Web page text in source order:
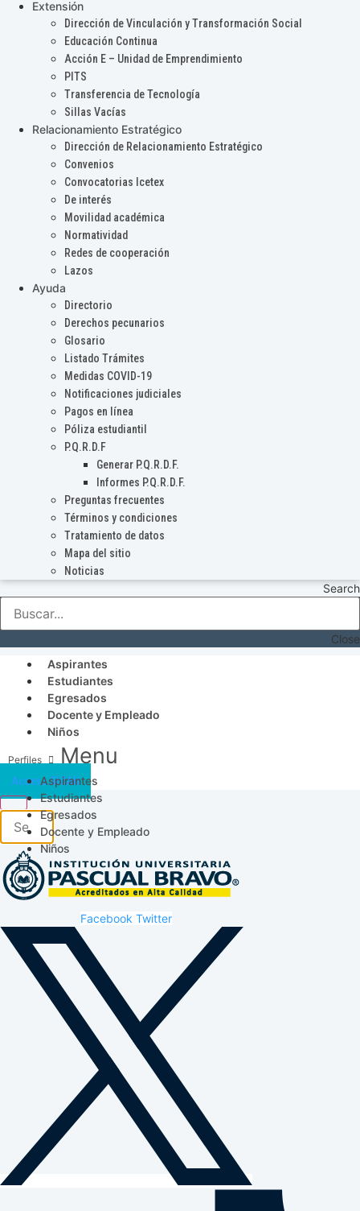
Extensión
Dirección de Vinculación y Transformación Social
Educación Continua
Acción E – Unidad de Emprendimiento
PITS
Transferencia de Tecnología
Sillas Vacías
Relacionamiento Estratégico
Dirección de Relacionamiento Estratégico
Convenios
Convocatorias Icetex
De interés
Movilidad académica
Normatividad
Redes de cooperación
Lazos
Ayuda
Directorio
Derechos pecunarios
Glosario
Listado Trámites
Medidas COVID-19
Notificaciones judiciales
Pagos en línea
Póliza estudiantil
P.Q.R.D.F
Generar P.Q.R.D.F.
Informes P.Q.R.D.F.
Preguntas frecuentes
Términos y condiciones
Tratamiento de datos
Mapa del sitio
Noticias
Search
Close
Aspirantes
Estudiantes
Egresados
Docente y Empleado
Niños
Menu
Aspirantes
Estudiantes
Egresados
Docente y Empleado
Niños
Acceso SICAU
Facebook Twitter